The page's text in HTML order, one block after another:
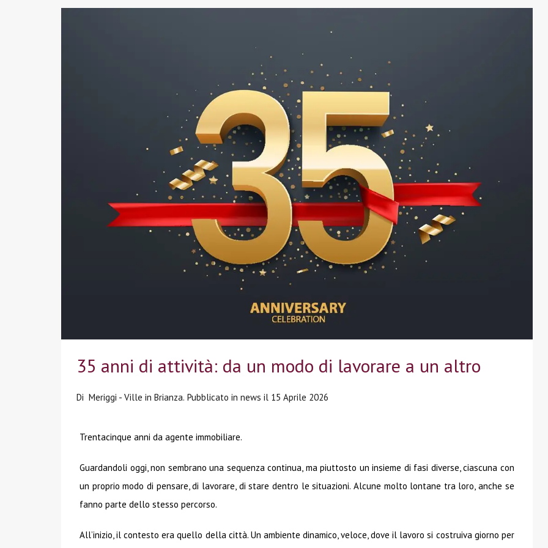
35 anni di attività: da un modo di lavorare a un altro
Di Meriggi - Ville in Brianza. Pubblicato in news il 15 Aprile 2026
Trentacinque anni da agente immobiliare.
Guardandoli oggi, non sembrano una sequenza continua, ma piuttosto un insieme di fasi diverse, ciascuna con
un proprio modo di pensare, di lavorare, di stare dentro le situazioni. Alcune molto lontane tra loro, anche se
fanno parte dello stesso percorso.
All’inizio, il contesto era quello della città. Un ambiente dinamico, veloce, dove il lavoro si costruiva giorno per